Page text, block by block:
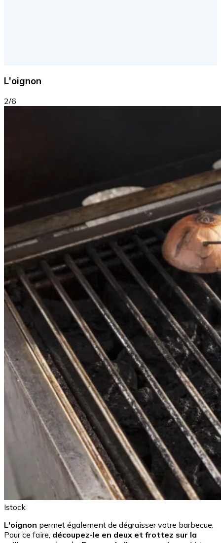
L'oignon
2/6
Istock
L'oignon permet également de dégraisser votre barbecue.
Pour ce faire, découpez-le en deux et frottez sur la